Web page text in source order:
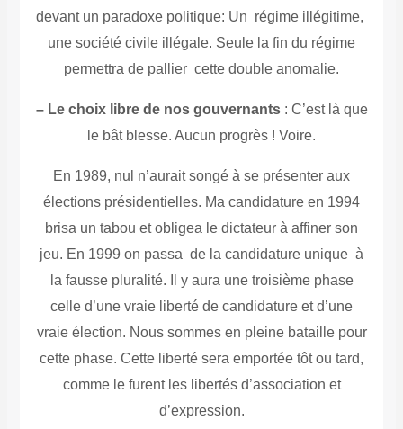
devant un paradoxe politique: Un régime illégitime,
une société civile illégale. Seule la fin du régime
permettra de pallier cette double anomalie.
– Le choix libre de nos gouvernants: C’est là que
le bât blesse. Aucun progrès ! Voire.
En 1989, nul n’aurait songé à se présenter aux
élections présidentielles. Ma candidature en 1994
brisa un tabou et obligea le dictateur à affiner son
jeu. En 1999 on passa de la candidature unique à
la fausse pluralité. Il y aura une troisième phase
celle d’une vraie liberté de candidature et d’une
vraie élection. Nous sommes en pleine bataille pour
cette phase. Cette liberté sera emportée tôt ou tard,
comme le furent les libertés d’association et
d’expression.